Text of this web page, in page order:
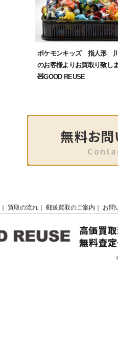
ポケモンキッズ 指人形
のお客様よりお買取り致し
🧸GOOD REUSE
買取の流れ 郵送買取のご案内 お問